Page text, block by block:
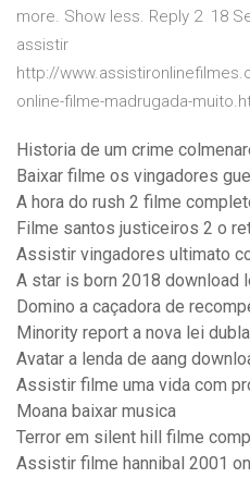
more. Show less. Reply 2 18
assistir
http://
online-filme-madrugada-
Historia de um crime
Baixar filme os vingadores
A hora do rush 2 filme
Filme santos justiceiros 2 o
Assistir vingadores ultimato
A star is born 2018 download
Domino a caçadora de
Minority report a nova lei
Avatar a lenda de aang
Assistir filme uma vida com
Moana baixar musica
Terror em silent hill filme
Assistir filme hannibal 2001